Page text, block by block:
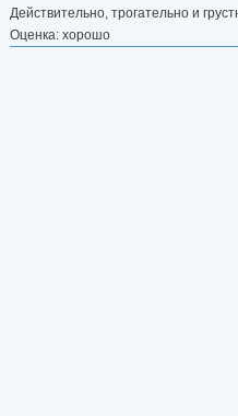
Действительно, трогательно и
Оценка: хорошо